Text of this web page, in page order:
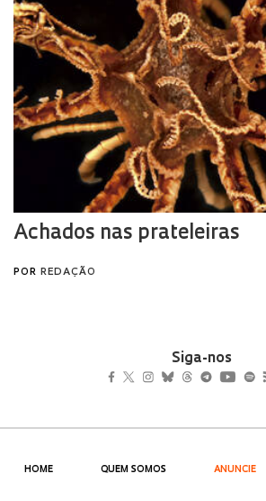
Siga-nos
HOME QUEM SOMOS ANUNCIE